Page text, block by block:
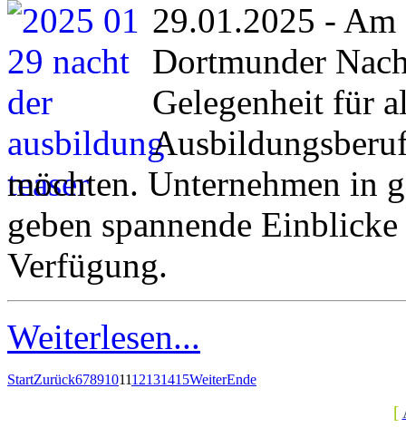
29.01.2025 -
Dortmunder
Gelegenheit für
möchten. Unternehmen in
geben spannende
Verfügung.
Weiterlesen...
StartZurück6789101112131415WeiterEnde
[